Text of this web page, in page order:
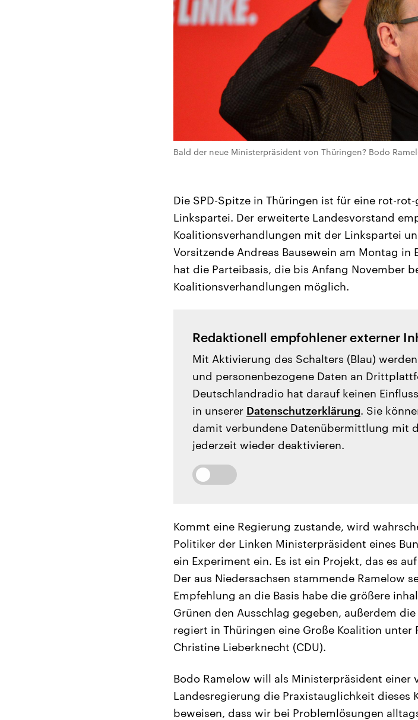
Bald der neue Ministerpräsident von Thüringen? Bodo
Die SPD-Spitze in Thüringen ist für eine rot-
Linkspartei. Der erweiterte Landesvorstand
Koalitionsverhandlungen mit der Linkspartei
Vorsitzende Andreas Bausewein am Montag
hat die Parteibasis, die bis Anfang November
Koalitionsverhandlungen möglich.
Redaktionell empfohlener externer
Mit Aktivierung des Schalters (Blau)
und personenbezogene Daten an
Deutschlandradio hat darauf keinen
in unserer Datenschutzerklärung. Sie
damit verbundene Datenübermittlung mit
jederzeit wieder deaktivieren.
Kommt eine Regierung zustande, wird
Politiker der Linken Ministerpräsident eines
ein Experiment ein. Es ist ein Projekt, das es
Der aus Niedersachsen stammende Ramelow
Empfehlung an die Basis habe die größere
Grünen den Ausschlag gegeben, außerdem
regiert in Thüringen eine Große Koalition
Christine Lieberknecht (CDU).
Bodo Ramelow will als Ministerpräsident
Landesregierung die Praxistauglichkeit dieses
beweisen, dass wir bei Problemlösungen